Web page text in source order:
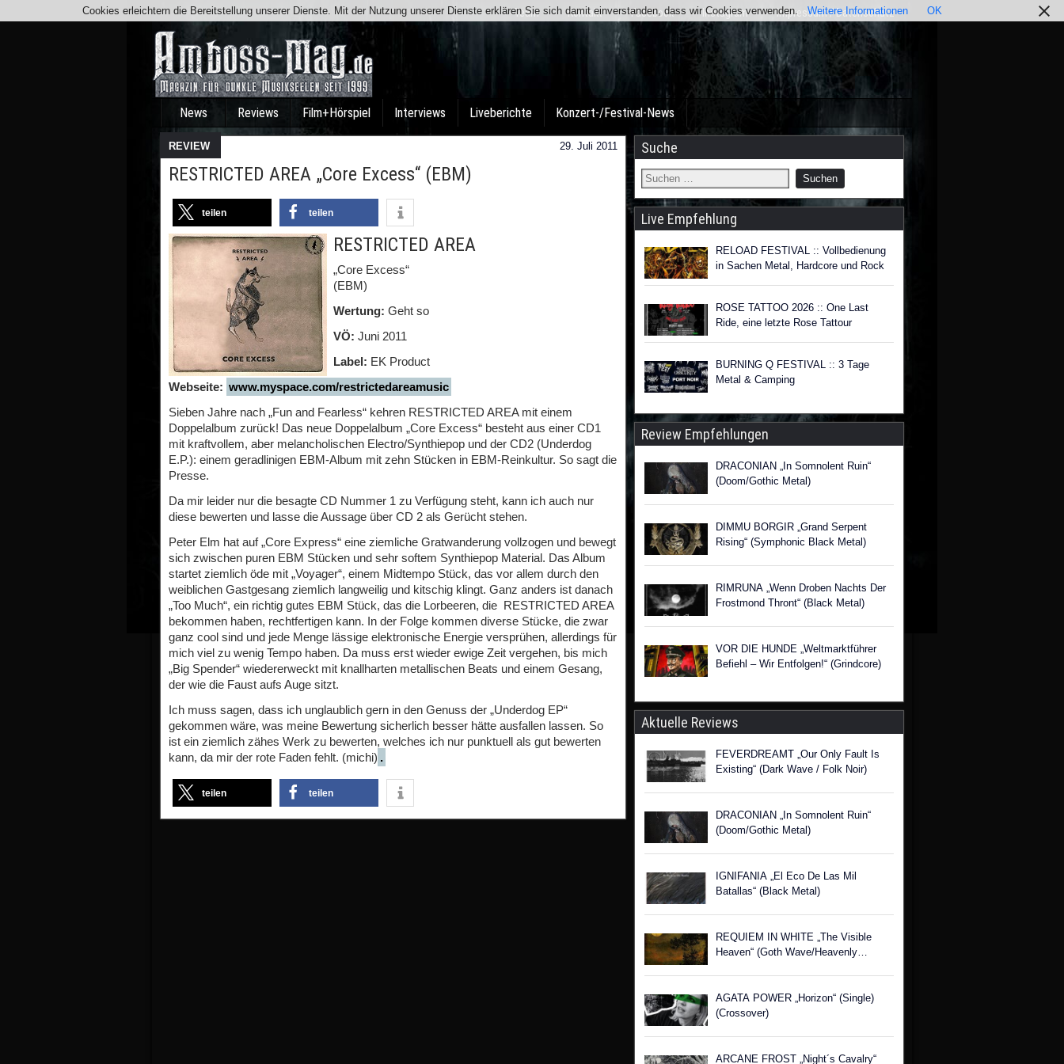
Team Kontakt Facebook Instagram Impressum / Datenschutz
News Reviews Film+Hörspiel Interviews Liveberichte Konzert-/Festival-News
REVIEW 29. Juli 2011
RESTRICTED AREA „Core Excess“ (EBM)
teilen teilen
RESTRICTED AREA
„Core Excess“
(EBM)
Wertung: Geht so
VÖ: Juni 2011
Label: EK Product
Webseite: www.myspace.com/restrictedareamusic
Sieben Jahre nach „Fun and Fearless“ kehren RESTRICTED AREA mit einem
Doppelalbum zurück! Das neue Doppelalbum „Core Excess“ besteht aus einer CD1
mit kraftvollem, aber melancholischen Electro/Synthiepop und der CD2 (Underdog
E.P.): einem geradlinigen EBM-Album mit zehn Stücken in EBM-Reinkultur. So sagt die
Presse.
Da mir leider nur die besagte CD Nummer 1 zu Verfügung steht, kann ich auch nur
diese bewerten und lasse die Aussage über CD 2 als Gerücht stehen.
Peter Elm hat auf „Core Express“ eine ziemliche Gratwanderung vollzogen und bewegt
sich zwischen puren EBM Stücken und sehr softem Synthiepop Material. Das Album
startet ziemlich öde mit „Voyager“, einem Midtempo Stück, das vor allem durch den
weiblichen Gastgesang ziemlich langweilig und kitschig klingt. Ganz anders ist danach
„Too Much“, ein richtig gutes EBM Stück, das die Lorbeeren, die RESTRICTED AREA
bekommen haben, rechtfertigen kann. In der Folge kommen diverse Stücke, die zwar
ganz cool sind und jede Menge lässige elektronische Energie versprühen, allerdings für
mich viel zu wenig Tempo haben. Da muss erst wieder ewige Zeit vergehen, bis mich
„Big Spender“ wiedererweckt mit knallharten metallischen Beats und einem Gesang,
der wie die Faust aufs Auge sitzt.
Ich muss sagen, dass ich unglaublich gern in den Genuss der „Underdog EP“
gekommen wäre, was meine Bewertung sicherlich besser hätte ausfallen lassen. So
ist ein ziemlich zähes Werk zu bewerten, welches ich nur punktuell als gut bewerten
kann, da mir der rote Faden fehlt. (michi) .
teilen teilen
Suche
Live Empfehlung
RELOAD FESTIVAL :: Vollbedienung
in Sachen Metal, Hardcore und Rock
ROSE TATTOO 2026 :: One Last
Ride, eine letzte Rose Tattour
BURNING Q FESTIVAL :: 3 Tage
Metal & Camping
Review Empfehlungen
DRACONIAN „In Somnolent Ruin“
(Doom/Gothic Metal)
DIMMU BORGIR „Grand Serpent
Rising“ (Symphonic Black Metal)
RIMRUNA „Wenn Droben Nachts Der
Frostmond Thront“ (Black Metal)
VOR DIE HUNDE „Weltmarktführer
Befiehl – Wir Entfolgen!“ (Grindcore)
Aktuelle Reviews
FEVERDREAMT „Our Only Fault Is
Existing“ (Dark Wave / Folk Noir)
DRACONIAN „In Somnolent Ruin“
(Doom/Gothic Metal)
IGNIFANIA „El Eco De Las Mil
Batallas“ (Black Metal)
REQUIEM IN WHITE „The Visible
Heaven“ (Goth Wave/Heavenly
AGATA POWER „Horizon“ (Single)
(Crossover)
ARCANE FROST „Night´s Cavalry“
Cookies erleichtern die Bereitstellung unserer Dienste. Mit der Nutzung unserer Dienste erklären Sie sich damit einverstanden, dass wir Cookies verwenden. Weitere Informationen OK